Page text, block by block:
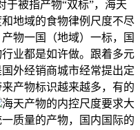
于被指产物“双标”，海天
地域的食物律例尺度不尽
物一国（地域）一标，国
业都是如许做。跟着多元
外经销商城市经常提出定
产物标识越来越多，有的
海天产物的内控尺度要求大
质量的产物，国内国际的